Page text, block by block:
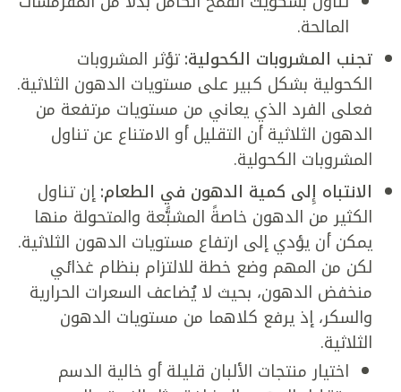
المالحة.
تجنب المشروبات الكحولية:تؤثر المشروبات
الكحولية بشكل كبير على مستويات الدهون الثلاثية.
فعلى الفرد الذي يعاني من مستويات مرتفعة من
الدهون الثلاثية أن التقليل أو الامتناع عن تناول
المشروبات الكحولية.
الانتباه إِلى كمية الدهون في الطعام:إن تناول
الكثير من الدهون خاصةً المشبًّعة والمتحولة منها
يمكن أن يؤدي إلى ارتفاع مستويات الدهون الثلاثية.
لكن من المهم وضع خطة للالتزام بنظام غذائي
منخفض الدهون، بحيث لا يُضاعف السعرات الحرارية
والسكر، إذ يرفع كلاهما من مستويات الدهون
الثلاثية.
اختيار منتجات الألبان قليلة أو خالية الدسم